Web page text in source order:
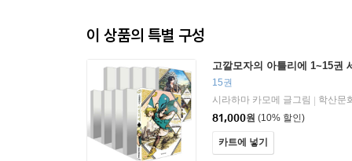
이 상품의 특별 구성
고깔모자의 아틀리에 1~15권
15권
시라하마 카모메 글그림
학산문
81,000원 (10% 할인)
카트에 넣기